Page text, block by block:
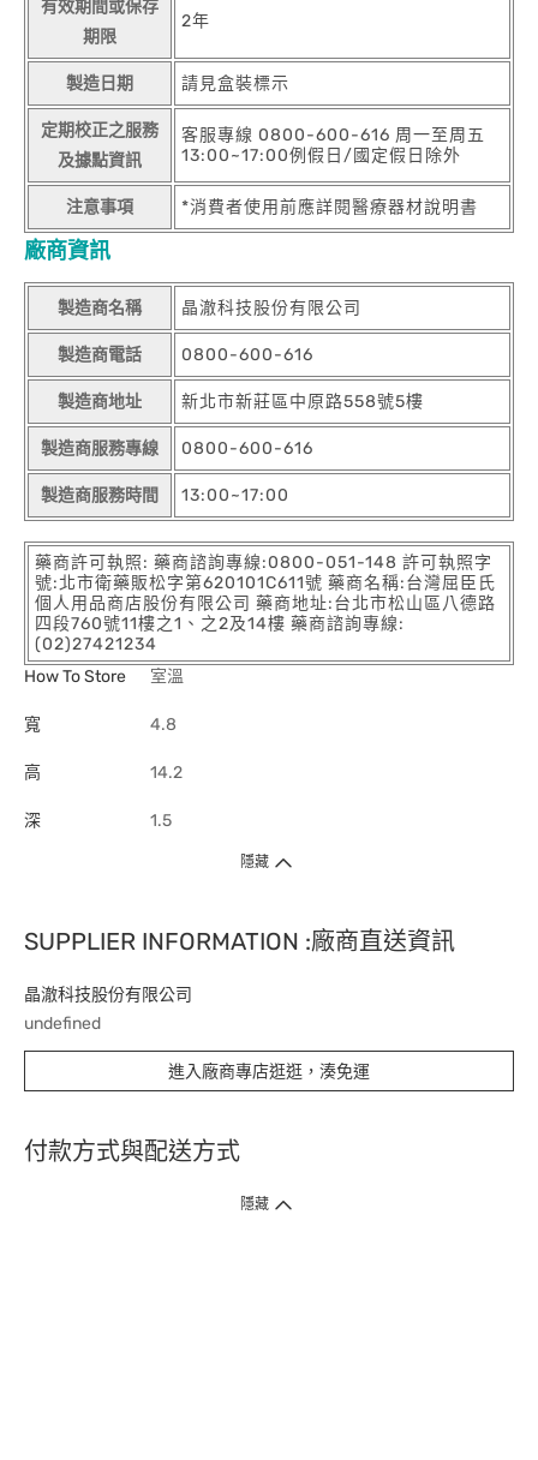
有效期間或保存
期限
2年
製造日期 請見盒裝標示
定期校正之服務
及據點資訊
客服專線 0800-600-616 周一至周五
13:00~17:00例假日/國定假日除外
注意事項 *消費者使用前應詳閱醫療器材說明書
廠商資訊
製造商名稱 晶澈科技股份有限公司
製造商電話 0800-600-616
製造商地址 新北市新莊區中原路558號5樓
製造商服務專線 0800-600-616
製造商服務時間 13:00~17:00
藥商許可執照: 藥商諮詢專線:0800-051-148 許可執照字
號:北市衛藥販松字第620101C611號 藥商名稱:台灣屈臣氏
個人用品商店股份有限公司 藥商地址:台北市松山區八德路
四段760號11樓之1、之2及14樓 藥商諮詢專線:
(02)27421234
How To Store
室溫
寬 4.8
高 14.2
深 1.5
隱藏
SUPPLIER INFORMATION :廠商直送資訊
晶澈科技股份有限公司
undefined
進入廠商專店逛逛，湊免運
付款方式與配送方式
隱藏